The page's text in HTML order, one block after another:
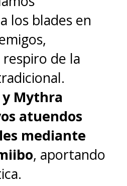
un punto a
de los
, ya que es
e inspira
los blades en
de la
y Mythra
atuendos
mediante
, aportando